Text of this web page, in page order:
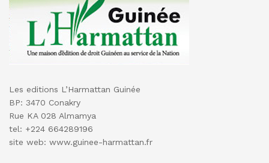
Les editions L’Harmattan Guinée
BP: 3470 Conakry
Rue KA 028 Almamya
tel: +224 664289196
site web: www.guinee-harmattan.fr